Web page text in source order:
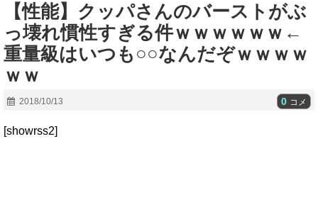
【性能】クッパさんのバーストがぶ
っ壊れ慣性すぎる件ｗｗｗｗｗｗ←
重量級はいつも○○なんだぞｗｗｗｗ
ｗｗ
2018/10/13 0 コメ
[showrss2]